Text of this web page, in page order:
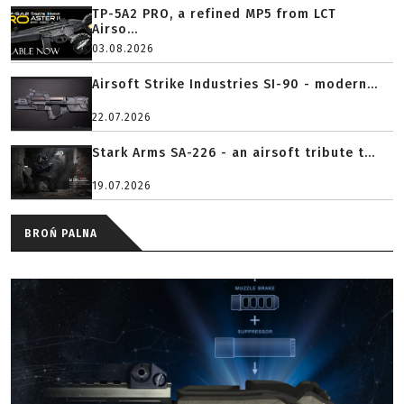
TP-5A2 PRO, a refined MP5 from LCT
Airso...
03.08.2026
Airsoft Strike Industries SI-90 - modern...
22.07.2026
Stark Arms SA-226 - an airsoft tribute t...
19.07.2026
BROŃ PALNA